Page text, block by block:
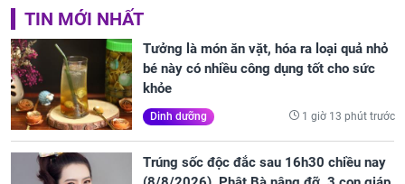
TIN MỚI NHẤT
Tưởng là món ăn vặt, hóa ra loại quả nhỏ
bé này có nhiều công dụng tốt cho sức
khỏe
Dinh dưỡng 1 giờ 13 phút trước
Trúng sốc độc đắc sau 16h30 chiều nay